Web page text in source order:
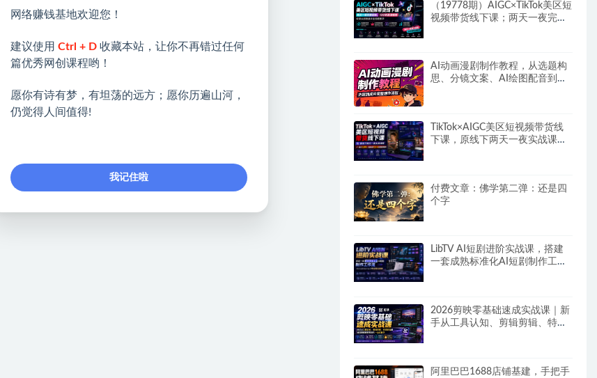
（19778期）AIGC×TikTok美区短
视频带货线下课；两天一夜完整
AI动画漫剧制作教程，从选题构
思、分镜文案、AI绘图配音到剪
TikTok×AIGC美区短视频带货线
下课，原线下两天一夜实战课
付费文章：佛学第二弹：还是四
个字
LibTV AI短剧进阶实战课，搭建
一套成熟标准化AI短剧制作工作
2026剪映零基础速成实战课｜新
手从工具认知、剪辑剪辑、特效
阿里巴巴1688店铺基建，手把手
网络赚钱基地欢迎您！
建议使用 Ctrl + D 收藏本站，让你不再错过任何
篇优秀网创课程哟！
愿你有诗有梦，有坦荡的远方；愿你历遍山河，
仍觉得人间值得!
我记住啦